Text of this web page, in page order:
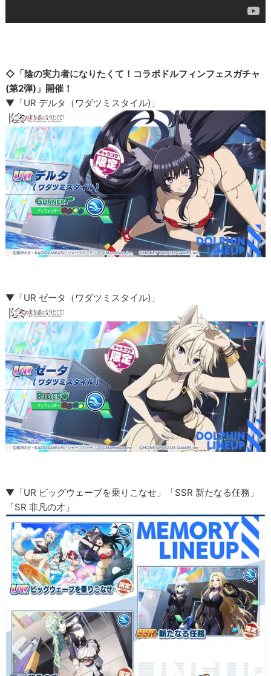
◇「陰の実力者になりたくて！コラボドルフィンフェスガチャ
(第2弾)」開催！
▼「UR デルタ（ワダツミスタイル)」
▼「UR ゼータ（ワダツミスタイル)」
▼「UR ビッグウェーブを乗りこなせ」「SSR 新たなる任務」
「SR 非凡の才」